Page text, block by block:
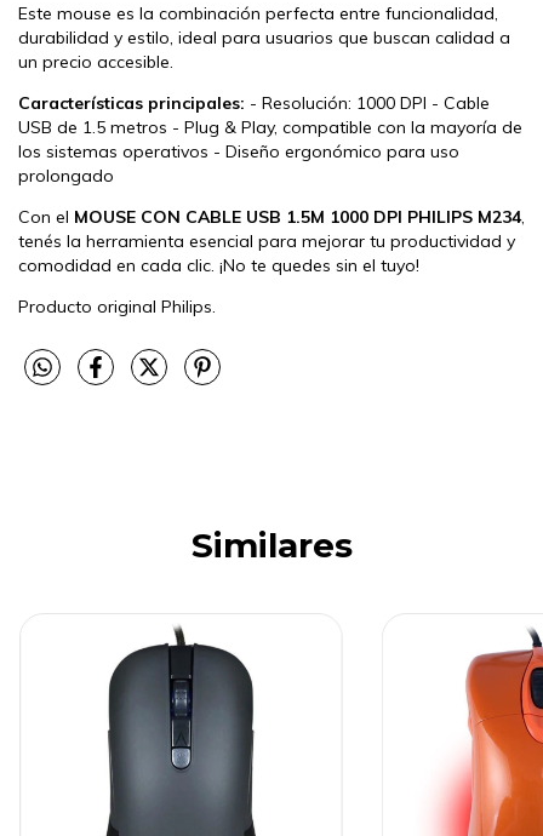
Este mouse es la combinación perfecta entre funcionalidad,
durabilidad y estilo, ideal para usuarios que buscan calidad a
un precio accesible.
Características principales: - Resolución: 1000 DPI - Cable
USB de 1.5 metros - Plug & Play, compatible con la mayoría de
los sistemas operativos - Diseño ergonómico para uso
prolongado
Con el MOUSE CON CABLE USB 1.5M 1000 DPI PHILIPS M234,
tenés la herramienta esencial para mejorar tu productividad y
comodidad en cada clic. ¡No te quedes sin el tuyo!
Producto original Philips.
Similares